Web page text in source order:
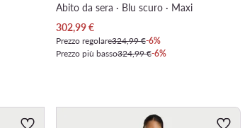
Abito da sera · Blu scuro · Maxi
Prezzo attuale
302,99€
Prezzo regolare324,99 €-6%
Prezzo più basso324,99 €-6%